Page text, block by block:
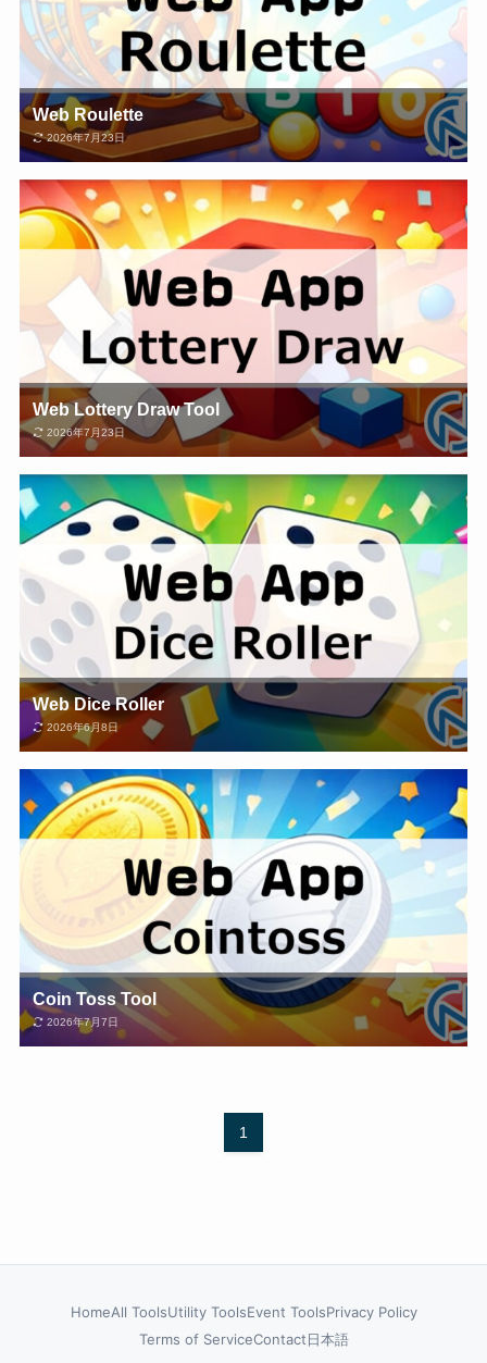
Web Roulette
2026年7月23日
Web Lottery Draw Tool
2026年7月23日
Web Dice Roller
2026年6月8日
Coin Toss Tool
2026年7月7日
1
HomeAll ToolsUtility ToolsEvent ToolsPrivacy Policy
Terms of ServiceContact日本語